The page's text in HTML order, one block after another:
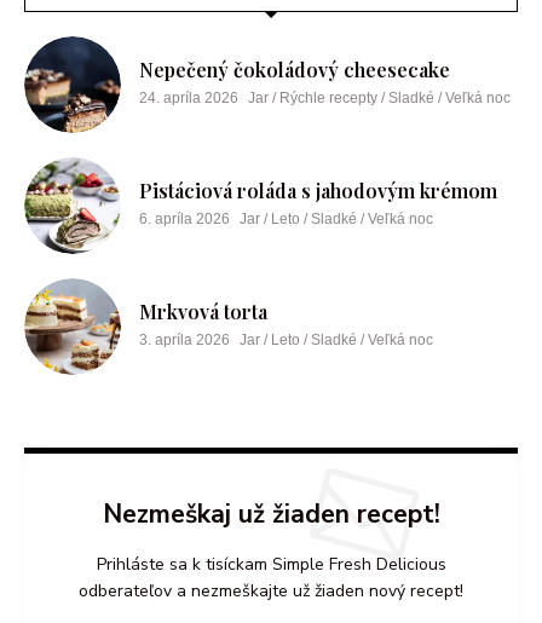
Nepečený čokoládový cheesecake
24. apríla 2026 Jar / Rýchle recepty / Sladké / Veľká noc
Pistáciová roláda s jahodovým krémom
6. apríla 2026 Jar / Leto / Sladké / Veľká noc
Mrkvová torta
3. apríla 2026 Jar / Leto / Sladké / Veľká noc
Nezmeškaj už žiaden recept!
Prihláste sa k tisíckam Simple Fresh Delicious
odberateľov a nezmeškajte už žiaden nový recept!